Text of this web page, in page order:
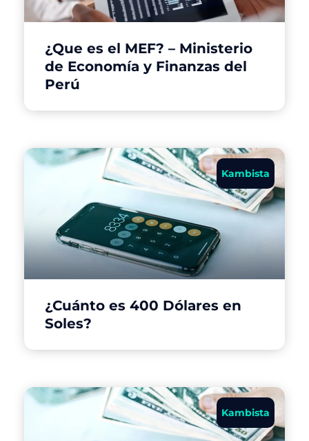
¿Que es el MEF? – Ministerio
de Economía y Finanzas del
Perú
Kambista
¿Cuánto es 400 Dólares en
Soles?
Kambista